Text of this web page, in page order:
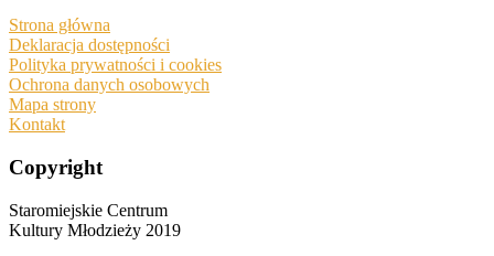
Strona główna
Deklaracja dostępności
Polityka prywatności i cookies
Ochrona danych osobowych
Mapa strony
Kontakt
Copyright
Staromiejskie Centrum
Kultury Młodzieży 2019